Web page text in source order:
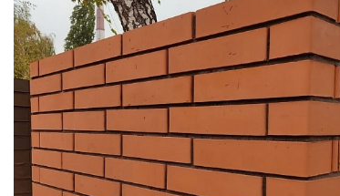
Сопутствующие товары
Тротуарная плитка
Сайдинг
Металлочерепица